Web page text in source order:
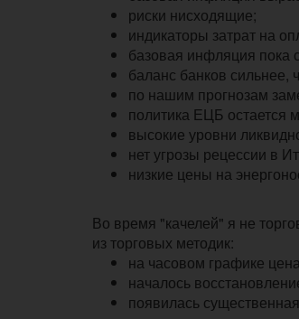
риски нисходящие;
индикаторы затрат на
базовая инфляция пока
баланс банков сильнее,
по нашим прогнозам
политика ЕЦБ остается
высокие уровни
нет угрозы рецессии в
низкие цены на
Во время "качелей" я не
из торговых методик:
на часовом графике
началось
появилась